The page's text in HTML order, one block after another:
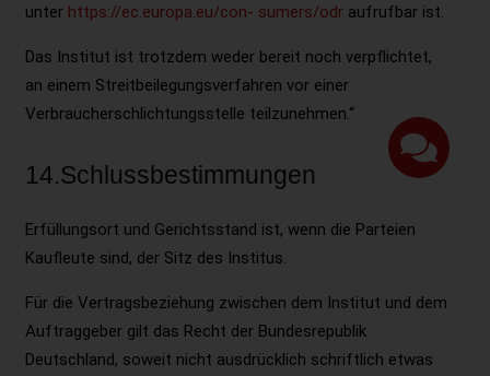
unter https://ec.europa.eu/con- sumers/odr aufrufbar ist.
Das Institut ist trotzdem weder bereit noch verpflichtet,
an einem Streitbeilegungsverfahren vor einer
Verbraucherschlichtungsstelle teilzunehmen.“
14.Schlussbestimmungen
Erfüllungsort und Gerichtsstand ist, wenn die Parteien
Kaufleute sind, der Sitz des Institus.
Für die Vertragsbeziehung zwischen dem Institut und dem
Auftraggeber gilt das Recht der Bundesrepublik
Deutschland, soweit nicht ausdrücklich schriftlich etwas